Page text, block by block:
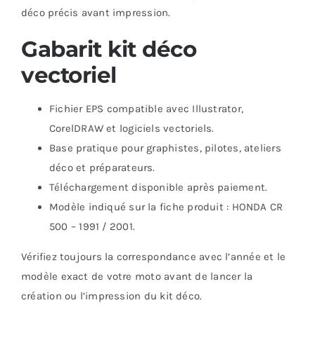
déco précis avant impression.
Gabarit kit déco
vectoriel
Fichier EPS compatible avec Illustrator,
CorelDRAW et logiciels vectoriels.
Base pratique pour graphistes, pilotes, ateliers
déco et préparateurs.
Téléchargement disponible après paiement.
Modèle indiqué sur la fiche produit : HONDA CR
500 – 1991 / 2001.
Vérifiez toujours la correspondance avec l’année et le
modèle exact de votre moto avant de lancer la
création ou l’impression du kit déco.